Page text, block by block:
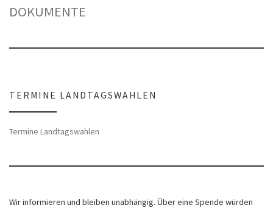
DOKUMENTE
TERMINE LANDTAGSWAHLEN
Termine Landtagswahlen
Wir informieren und bleiben unabhängig. Über eine Spende würden